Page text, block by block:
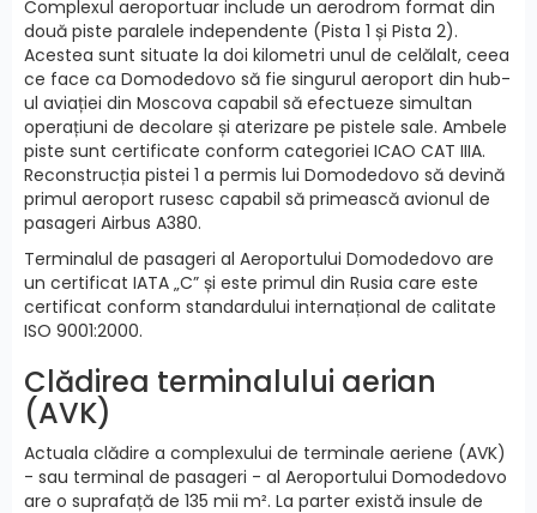
Complexul aeroportuar include un aerodrom format din
două piste paralele independente (Pista 1 și Pista 2).
Acestea sunt situate la doi kilometri unul de celălalt, ceea
ce face ca Domodedovo să fie singurul aeroport din hub-
ul aviației din Moscova capabil să efectueze simultan
operațiuni de decolare și aterizare pe pistele sale. Ambele
piste sunt certificate conform categoriei ICAO CAT IIIA.
Reconstrucția pistei 1 a permis lui Domodedovo să devină
primul aeroport rusesc capabil să primească avionul de
pasageri Airbus A380.
Terminalul de pasageri al Aeroportului Domodedovo are
un certificat IATA „C” și este primul din Rusia care este
certificat conform standardului internațional de calitate
ISO 9001:2000.
Clădirea terminalului aerian
(AVK)
Actuala clădire a complexului de terminale aeriene (AVK)
- sau terminal de pasageri - al Aeroportului Domodedovo
are o suprafață de 135 mii m². La parter există insule de